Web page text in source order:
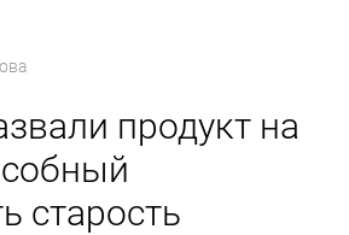
продукт на
старость